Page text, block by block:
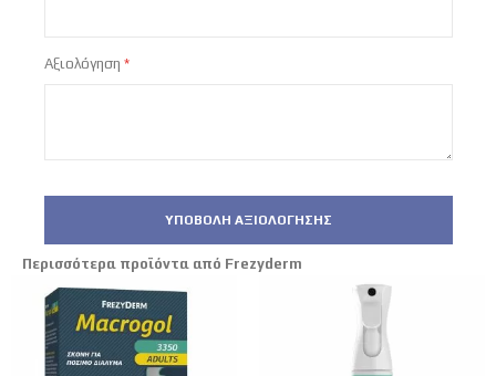
Αξιολόγηση
ΥΠΟΒΟΛΉ ΑΞΙΟΛΌΓΗΣΗΣ
Περισσότερα προϊόντα από Frezyderm